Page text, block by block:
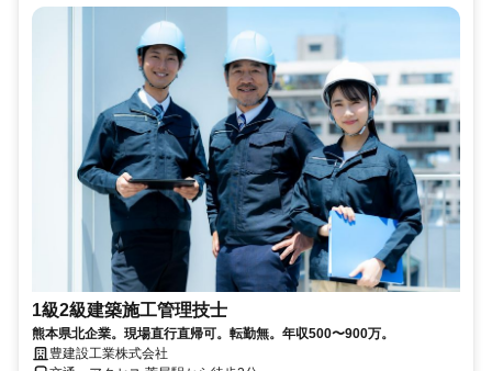
1級2級建築施工管理技士
熊本県北企業。現場直行直帰可。転勤無。年収500〜900万。
豊建設工業株式会社